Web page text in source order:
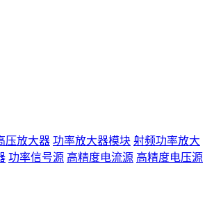
压放大器 功率放大器模块 射频功率放大
功率信号源 高精度电流源 高精度电压源